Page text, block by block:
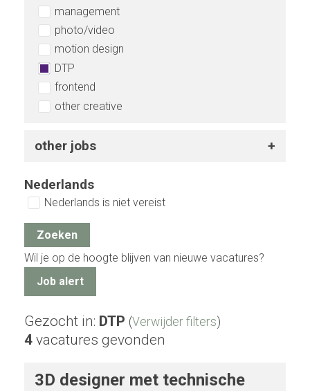
management
photo/video
motion design
DTP
frontend
other creative
other jobs
Nederlands
Nederlands is niet vereist
Wil je op de hoogte blijven van nieuwe vacatures?
Job alert
Gezocht in: DTP (Verwijder filters)
4 vacatures gevonden
3D designer met technische